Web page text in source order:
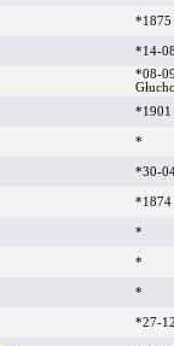
*1875
*14-
*08-
*1901
*
*30-
*1874
*
*
*
*27-